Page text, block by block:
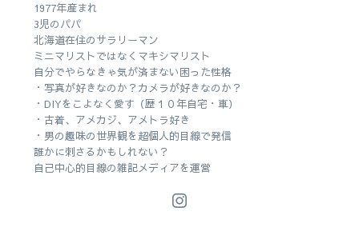
1977年産まれ
3児のパパ
北海道在住のサラリーマン
ミニマリストではなくマキシマリスト
自分でやらなきゃ気が済まない困った性格
・写真が好きなのか？カメラが好きなのか？
・DIYをこよなく愛す（歴１０年自宅・車）
・古着、アメカジ、アメトラ好き
・男の趣味の世界観を超個人的目線で発信
誰かに刺さるかもしれない？
自己中心的目線の雑記メディアを運営